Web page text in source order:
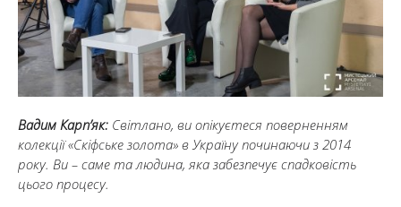
Вадим Карп’як: Світлано, ви опікуєтеся поверненням
колекції «Скіфське золота» в Україну починаючи з 2014
року. Ви – саме та людина, яка забезпечує спадковість
цього процесу.